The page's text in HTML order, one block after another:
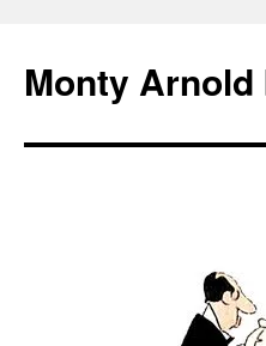
springen
Monty Arnold